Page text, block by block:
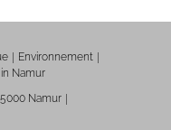
Environnement
Namur
Namur